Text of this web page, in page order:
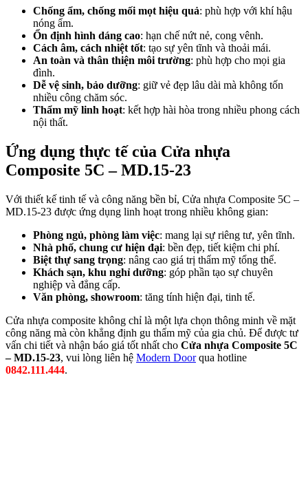
Hồ sơ năng lực
Chống ẩm, chống mối mọt hiệu quả: phù hợp với khí hậu
nóng ẩm.
Ổn định hình dáng cao: hạn chế nứt nẻ, cong vênh.
Cách âm, cách nhiệt tốt: tạo sự yên tĩnh và thoải mái.
An toàn và thân thiện môi trường: phù hợp cho mọi gia
đình.
Dễ vệ sinh, bảo dưỡng: giữ vẻ đẹp lâu dài mà không tốn
nhiều công chăm sóc.
Thẩm mỹ linh hoạt: kết hợp hài hòa trong nhiều phong cách
nội thất.
Ứng dụng thực tế của Cửa nhựa
Composite 5C – MD.15-23
Với thiết kế tinh tế và công năng bền bỉ, Cửa nhựa Composite 5C –
MD.15-23 được ứng dụng linh hoạt trong nhiều không gian:
Phòng ngủ, phòng làm việc: mang lại sự riêng tư, yên tĩnh.
Nhà phố, chung cư hiện đại: bền đẹp, tiết kiệm chi phí.
Biệt thự sang trọng: nâng cao giá trị thẩm mỹ tổng thể.
Khách sạn, khu nghỉ dưỡng: góp phần tạo sự chuyên
nghiệp và đẳng cấp.
Văn phòng, showroom: tăng tính hiện đại, tinh tế.
Cửa nhựa composite không chỉ là một lựa chọn thông minh về mặt
công năng mà còn khẳng định gu thẩm mỹ của gia chủ. Để được tư
vấn chi tiết và nhận báo giá tốt nhất cho Cửa nhựa Composite 5C
– MD.15-23, vui lòng liên hệ Modern Doorqua hotline
0842.111.444.